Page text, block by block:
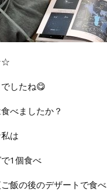
したね😋
べましたか？
は
1個食べ
飯の後のデザートで食べ